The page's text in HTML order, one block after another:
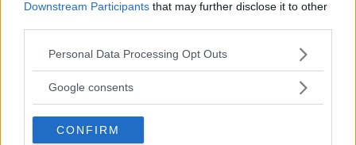
Downstream Participants that may further disclose it to other
Please note that this website/app uses one or more Google
not limited to your visit or usage behaviour. You may click to
use your data for below specified purposes in below Google
consent section.
Personal Data Processing Opt Outs
Google consents
CONFIRM
consulenza psicologica a pazienti e famiglie,
assistenza presso gli ospedali.
2. Rivolgetevi a Telefono Amico
Italia